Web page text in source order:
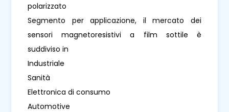
polarizzato
Segmento per applicazione, il mercato dei
sensori magnetoresistivi a film sottile è
suddiviso in
Industriale
Sanità
Elettronica di consumo
Automotive